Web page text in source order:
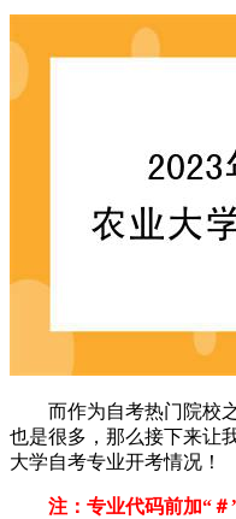
而作为自考热门院校之
也是很多，那么接下来让
大学自考专业开考情况！
注：专业代码前加“